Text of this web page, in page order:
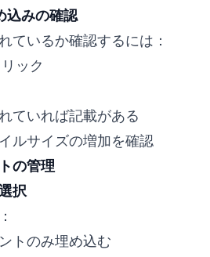
込みの確認
ているか確認するには：
ック
ていれば記載がある
ルサイズの増加を確認
の管理
択
トのみ埋め込む